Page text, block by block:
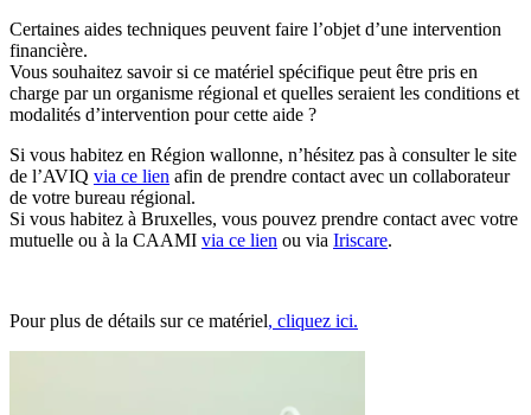
Certaines aides techniques peuvent faire l’objet d’une intervention
financière.
Vous souhaitez savoir si ce matériel spécifique peut être pris en
charge par un organisme régional et quelles seraient les conditions et
modalités d’intervention pour cette aide ?
Si vous habitez en Région wallonne, n’hésitez pas à consulter le site
de l’AVIQ via ce lien afin de prendre contact avec un collaborateur
de votre bureau régional.
Si vous habitez à Bruxelles, vous pouvez prendre contact avec votre
mutuelle ou à la CAAMI via ce lien ou via Iriscare.
Pour plus de détails sur ce matériel, cliquez ici.